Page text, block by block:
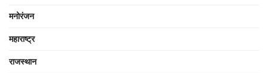
मनोरंजन
महाराष्ट्र
राजस्थान